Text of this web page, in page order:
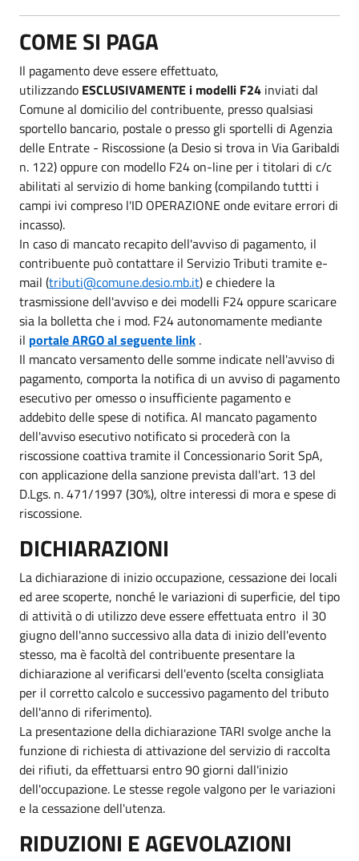
COME SI PAGA
Il pagamento deve essere effettuato,
utilizzando ESCLUSIVAMENTE i modelli F24 inviati dal
Comune al domicilio del contribuente, presso qualsiasi
sportello bancario, postale o presso gli sportelli di Agenzia
delle Entrate - Riscossione (a Desio si trova in Via Garibaldi
n. 122) oppure con modello F24 on-line per i titolari di c/c
abilitati al servizio di home banking (compilando tuttti i
campi ivi compreso l'ID OPERAZIONE onde evitare errori di
incasso).
In caso di mancato recapito dell'avviso di pagamento, il
contribuente può contattare il Servizio Tributi tramite e-
mail (tributi@comune.desio.mb.it) e chiedere la
trasmissione dell'avviso e dei modelli F24 oppure scaricare
sia la bolletta che i mod. F24 autonomamente mediante
il portale ARGO al seguente link .
Il mancato versamento delle somme indicate nell'avviso di
pagamento, comporta la notifica di un avviso di pagamento
esecutivo per omesso o insufficiente pagamento e
addebito delle spese di notifica. Al mancato pagamento
dell'avviso esecutivo notificato si procederà con la
riscossione coattiva tramite il Concessionario Sorit SpA,
con applicazione della sanzione prevista dall'art. 13 del
D.Lgs. n. 471/1997 (30%), oltre interessi di mora e spese di
riscossione.
DICHIARAZIONI
La dichiarazione di inizio occupazione, cessazione dei locali
ed aree scoperte, nonché le variazioni di superficie, del tipo
di attività o di utilizzo deve essere effettuata entro il 30
giugno dell'anno successivo alla data di inizio dell'evento
stesso, ma è facoltà del contribuente presentare la
dichiarazione al verificarsi dell'evento (scelta consigliata
per il corretto calcolo e successivo pagamento del tributo
dell'anno di riferimento).
La presentazione della dichiarazione TARI svolge anche la
funzione di richiesta di attivazione del servizio di raccolta
dei rifiuti, da effettuarsi entro 90 giorni dall'inizio
dell'occupazione. Le stesse regole valgono per le variazioni
e la cessazione dell'utenza.
RIDUZIONI E AGEVOLAZIONI